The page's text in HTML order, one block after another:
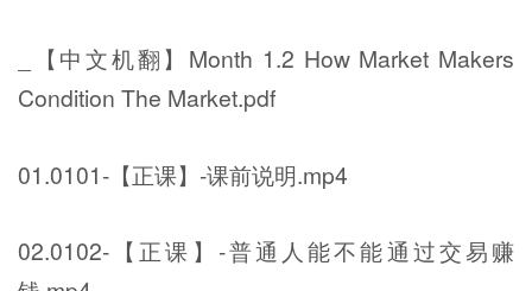
_【中文机翻】Month 1.2 How Market Makers
Condition The Market.pdf
01.0101-【正课】-课前说明.mp4
02.0102-【正课】-普通人能不能通过交易赚